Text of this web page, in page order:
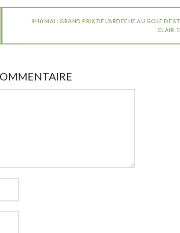
9/10 MAI : GRAND PRIX DE L’ARDECHE AU GOLF DE ST
CLAIR